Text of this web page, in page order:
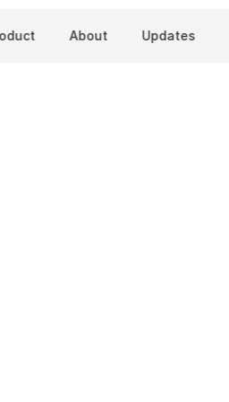
About Updates